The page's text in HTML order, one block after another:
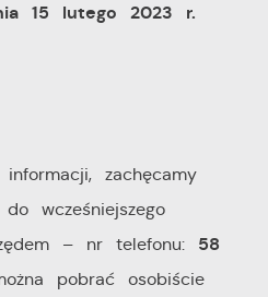
15 lutego 2023 r.
zachęcamy
wcześniejszego
– nr telefonu: 58
pobrać osobiście